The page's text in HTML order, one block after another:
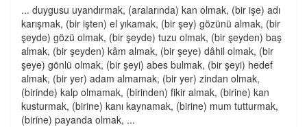
... duygusu uyandırmak, (aralarında) kan olmak, (bir işe) adı
karışmak, (bir işten) el yıkamak, (bir şey) gözünü almak, (bir
şeyde) gözü olmak, (bir şeyde) tuzu olmak, (bir şeyden) baş
almak, (bir şeyden) kâm almak, (bir şeye) dâhil olmak, (bir
şeye) gönlü olmak, (bir şeyi) abes bulmak, (bir şeyi) hedef
almak, (bir yer) adam almamak, (bir yer) zindan olmak,
(birinde) kalp olmamak, (birinden) fikir almak, (birine) kan
kusturmak, (birine) kanı kaynamak, (birine) mum tutturmak,
(birine) payanda olmak, ...